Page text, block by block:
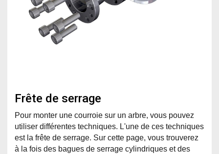
Frête de serrage
Pour monter une courroie sur un arbre, vous pouvez
utiliser différentes techniques. L'une de ces techniques
est la frête de serrage. Sur cette page, vous trouverez
à la fois des bagues de serrage cylindriques et des